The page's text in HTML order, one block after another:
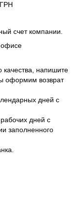
счет компании.
офисе
напишите
оформим возврат
дней с
дней с
заполненного